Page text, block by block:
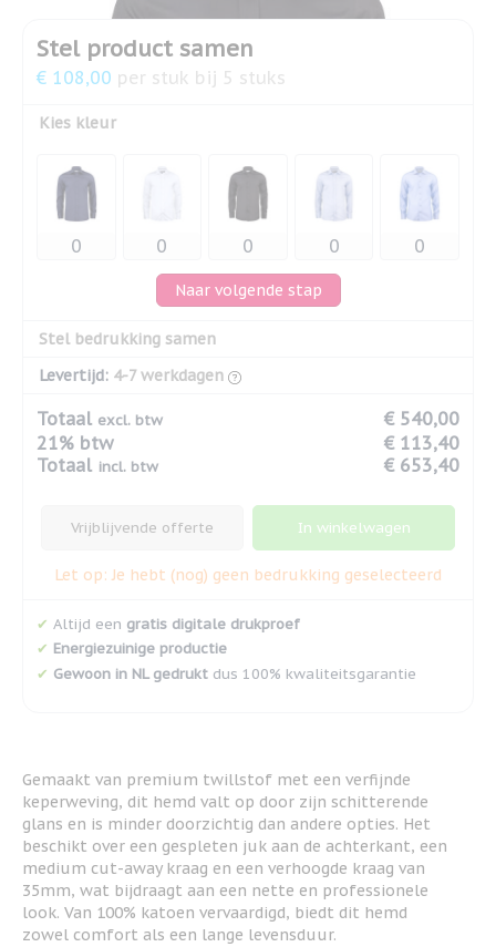
Stel product samen
€ 108,00 per stuk bij 5 stuks
Kies kleur
Naar volgende stap
Stel bedrukking samen
Levertijd: 4-7 werkdagen
Totaal excl. btw
€ 540,00
21% btw
€ 113,40
Totaal incl. btw € 653,40
Vrijblijvende offerte In winkelwagen
Let op: Je hebt (nog) geen bedrukking geselecteerd
✔ Altijd een gratis digitale drukproef
✔ Energiezuinige productie
✔ Gewoon in NL gedrukt dus 100% kwaliteitsgarantie
Gemaakt van premium twillstof met een verfijnde
keperweving, dit hemd valt op door zijn schitterende
glans en is minder doorzichtig dan andere opties. Het
beschikt over een gespleten juk aan de achterkant, een
medium cut-away kraag en een verhoogde kraag van
35mm, wat bijdraagt aan een nette en professionele
look. Van 100% katoen vervaardigd, biedt dit hemd
zowel comfort als een lange levensduur.